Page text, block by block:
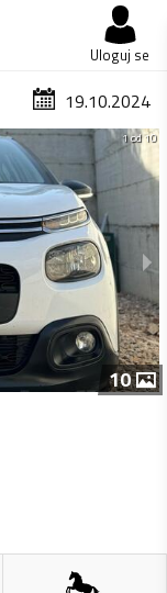
Uloguj se
19.10.2024
1 od 10
10